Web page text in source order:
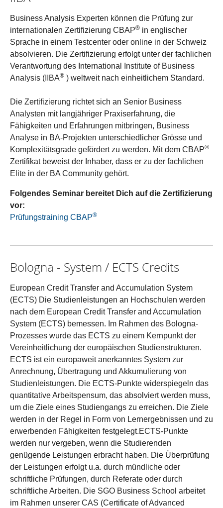
Business Analysis Experten können die Prüfung zur
internationalen Zertifizierung CBAP® in englischer
Sprache in einem Testcenter oder online in der Schweiz
absolvieren. Die Zertifizierung erfolgt unter der fachlichen
Verantwortung des International Institute of Business
Analysis (IIBA® ) weltweit nach einheitlichem Standard.
Die Zertifizierung richtet sich an Senior Business
Analysten mit langjähriger Praxiserfahrung, die
Fähigkeiten und Erfahrungen mitbringen, Business
Analyse in BA-Projekten unterschiedlicher Grösse und
Komplexitätsgrade gefördert zu werden. Mit dem CBAP®
Zertifikat beweist der Inhaber, dass er zu der fachlichen
Elite in der BA Community gehört.
Folgendes Seminar bereitet Dich auf die Zertifizierung
vor:
Prüfungstraining CBAP®
Bologna - System / ECTS Credits
European Credit Transfer and Accumulation System
(ECTS) Die Studienleistungen an Hochschulen werden
nach dem European Credit Transfer and Accumulation
System (ECTS) bemessen. Im Rahmen des Bologna-
Prozesses wurde das ECTS zu einem Kernpunkt der
Vereinheitlichung der europäischen Studienstrukturen.
ECTS ist ein europaweit anerkanntes System zur
Anrechnung, Übertragung und Akkumulierung von
Studienleistungen. Die ECTS-Punkte widerspiegeln das
quantitative Arbeitspensum, das absolviert werden muss,
um die Ziele eines Studiengangs zu erreichen. Die Ziele
werden in der Regel in Form von Lernergebnissen und zu
erwerbenden Fähigkeiten festgelegt.ECTS-Punkte
werden nur vergeben, wenn die Studierenden
genügende Leistungen erbracht haben. Die Überprüfung
der Leistungen erfolgt u.a. durch mündliche oder
schriftliche Prüfungen, durch Referate oder durch
schriftliche Arbeiten. Die SGO Business School arbeitet
im Rahmen unserer CAS (Certificate of Advanced